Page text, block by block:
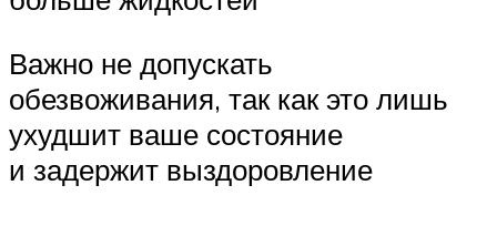
Важно не допускать
обезвоживания, так как это лишь
ухудшит ваше состояние
и задержит выздоровление